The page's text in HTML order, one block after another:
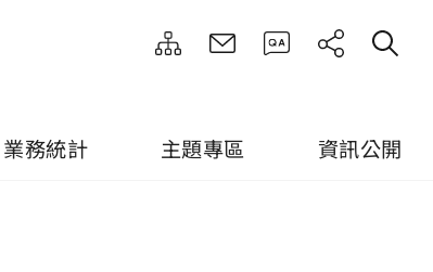
業務統計 主題專區 資訊公開